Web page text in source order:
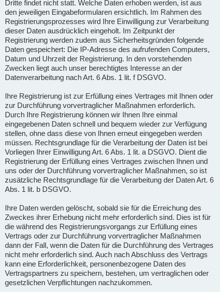
Dritte findet nicht statt. Welche Daten erhoben werden, ist aus
den jeweiligen Eingabeformularen ersichtlich. Im Rahmen des
Registrierungsprozesses wird Ihre Einwilligung zur Verarbeitung
dieser Daten ausdrücklich eingeholt. Im Zeitpunkt der
Registrierung werden zudem aus Sicherheitsgründen folgende
Daten gespeichert: Die IP-Adresse des aufrufenden Computers,
Datum und Uhrzeit der Registrierung. In den vorstehenden
Zwecken liegt auch unser berechtigtes Interesse an der
Datenverarbeitung nach Art. 6 Abs. 1 lit. f DSGVO.
Ihre Registrierung ist zur Erfüllung eines Vertrages mit Ihnen oder
zur Durchführung vorvertraglicher Maßnahmen erforderlich.
Durch Ihre Registrierung können wir Ihnen Ihre einmal
eingegebenen Daten schnell und bequem wieder zur Verfügung
stellen, ohne dass diese von Ihnen erneut eingegeben werden
müssen. Rechtsgrundlage für die Verarbeitung der Daten ist bei
Vorliegen Ihrer Einwilligung Art. 6 Abs. 1 lit. a DSGVO. Dient die
Registrierung der Erfüllung eines Vertrages zwischen Ihnen und
uns oder der Durchführung vorvertraglicher Maßnahmen, so ist
zusätzliche Rechtsgrundlage für die Verarbeitung der Daten Art. 6
Abs. 1 lit. b DSGVO.
Ihre Daten werden gelöscht, sobald sie für die Erreichung des
Zweckes ihrer Erhebung nicht mehr erforderlich sind. Dies ist für
die während des Registrierungsvorgangs zur Erfüllung eines
Vertrags oder zur Durchführung vorvertraglicher Maßnahmen
dann der Fall, wenn die Daten für die Durchführung des Vertrages
nicht mehr erforderlich sind. Auch nach Abschluss des Vertrags
kann eine Erforderlichkeit, personenbezogene Daten des
Vertragspartners zu speichern, bestehen, um vertraglichen oder
gesetzlichen Verpflichtungen nachzukommen.